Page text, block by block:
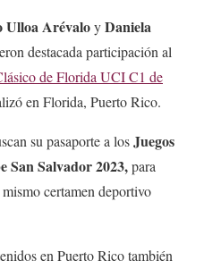
Ulloa ArévaloyDaniela
destacada participación al
de Florida UCI C1 de
en Florida, Puerto Rico.
su pasaporte a losJuegos
San Salvador 2023,para
certamen deportivo
en Puerto Rico también